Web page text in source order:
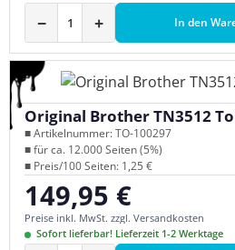
− + In den
Original Brother TN3512
■ Artikelnummer: TO-100297
■ für ca. 12.000 Seiten (5%)
■ Preis/100 Seiten: 1,25 €
Regulärer Preis:
149,95 €
Preise inkl. MwSt. zzgl. Versandkosten
Sofort lieferbar! Lieferzeit 1-2 Werktage